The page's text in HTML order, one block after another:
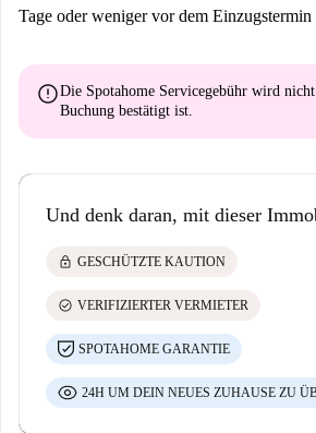
Tage oder weniger vor dem Einzugstermin
errorDie Spotahome Servicegebühr wird
Buchung bestätigt ist.
Und denk daran, mit dieser
lock GESCHÜTZTE KAUTION
check_circle VERIFIZIERTER VERMIETER
SPOTAHOME GARANTIE
24H UM DEIN NEUES ZUHAUSE ZU